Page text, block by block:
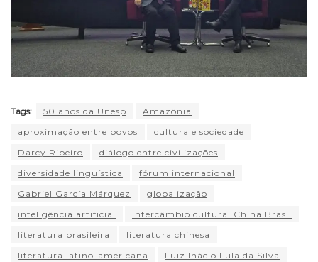
Tags: 50 anos da Unesp
Amazônia
aproximação entre povos
cultura e sociedade
Darcy Ribeiro
diálogo entre civilizações
diversidade linguística
fórum internacional
Gabriel García Márquez
globalização
inteligência artificial
intercâmbio cultural China Brasil
literatura brasileira
literatura chinesa
literatura latino-americana
Luiz Inácio Lula da Silva